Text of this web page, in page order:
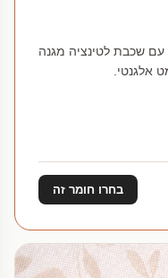
עם שכבת לטינציה מגנה
אלגנטי.
בחרו חומר זה